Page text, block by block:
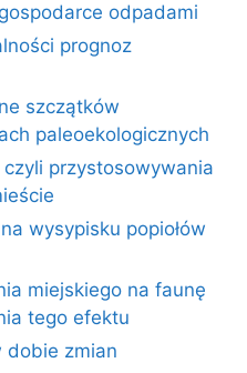
odpadami
prognoz
szczątków
paleoekologicznych
przystosowywania
wysypisku popiołów
miejskiego na faunę
tego efektu
dobie zmian